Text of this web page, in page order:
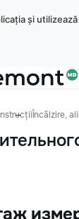
și
Încălzire,